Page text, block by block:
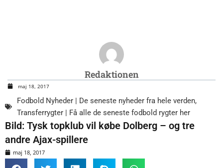
Redaktionen
maj 18, 2017
Fodbold Nyheder | De seneste nyheder fra hele verden,
Transferrygter | Få alle de seneste fodbold rygter her
Bild: Tysk topklub vil købe Dolberg – og tre
andre Ajax-spillere
maj 18, 2017